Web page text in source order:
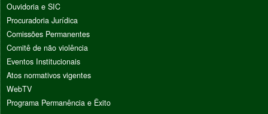
Ouvidoria e SIC
Procuradoria Jurídica
Comissões Permanentes
Comitê de não violência
Eventos Institucionais
Atos normativos vigentes
WebTV
Programa Permanência e Êxito